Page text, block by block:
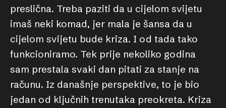
preslična. Treba paziti da u cijelom svijetu
imaš neki komad, jer mala je šansa da u
cijelom svijetu bude kriza. I od tada tako
funkcioniramo. Tek prije nekoliko godina
sam prestala svaki dan pitati za stanje na
računu. Iz današnje perspektive, to je bio
jedan od ključnih trenutaka preokreta. Kriza